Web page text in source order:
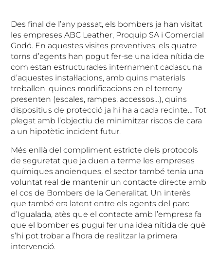
Des final de l’any passat, els bombers ja han visitat
les empreses ABC Leather, Proquip SA i Comercial
Godó. En aquestes visites preventives, els quatre
torns d’agents han pogut fer-se una idea nítida de
com estan estructurades internament cadascuna
d’aquestes instal·lacions, amb quins materials
treballen, quines modificacions en el terreny
presenten (escales, rampes, accessos…), quins
dispositius de protecció ja hi ha a cada recinte… Tot
plegat amb l’objectiu de minimitzar riscos de cara
a un hipotètic incident futur.
Més enllà del compliment estricte dels protocols
de seguretat que ja duen a terme les empreses
químiques anoienques, el sector també tenia una
voluntat real de mantenir un contacte directe amb
el cos de Bombers de la Generalitat. Un interès
que també era latent entre els agents del parc
d’Igualada, atès que el contacte amb l’empresa fa
que el bomber es pugui fer una idea nítida de què
s’hi pot trobar a l’hora de realitzar la primera
intervenció.